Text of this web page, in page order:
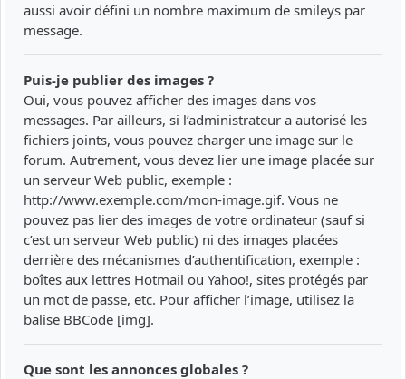
aussi avoir défini un nombre maximum de smileys par
message.
Puis-je publier des images ?
Oui, vous pouvez afficher des images dans vos
messages. Par ailleurs, si l’administrateur a autorisé les
fichiers joints, vous pouvez charger une image sur le
forum. Autrement, vous devez lier une image placée sur
un serveur Web public, exemple :
http://www.exemple.com/mon-image.gif. Vous ne
pouvez pas lier des images de votre ordinateur (sauf si
c’est un serveur Web public) ni des images placées
derrière des mécanismes d’authentification, exemple :
boîtes aux lettres Hotmail ou Yahoo!, sites protégés par
un mot de passe, etc. Pour afficher l’image, utilisez la
balise BBCode [img].
Que sont les annonces globales ?